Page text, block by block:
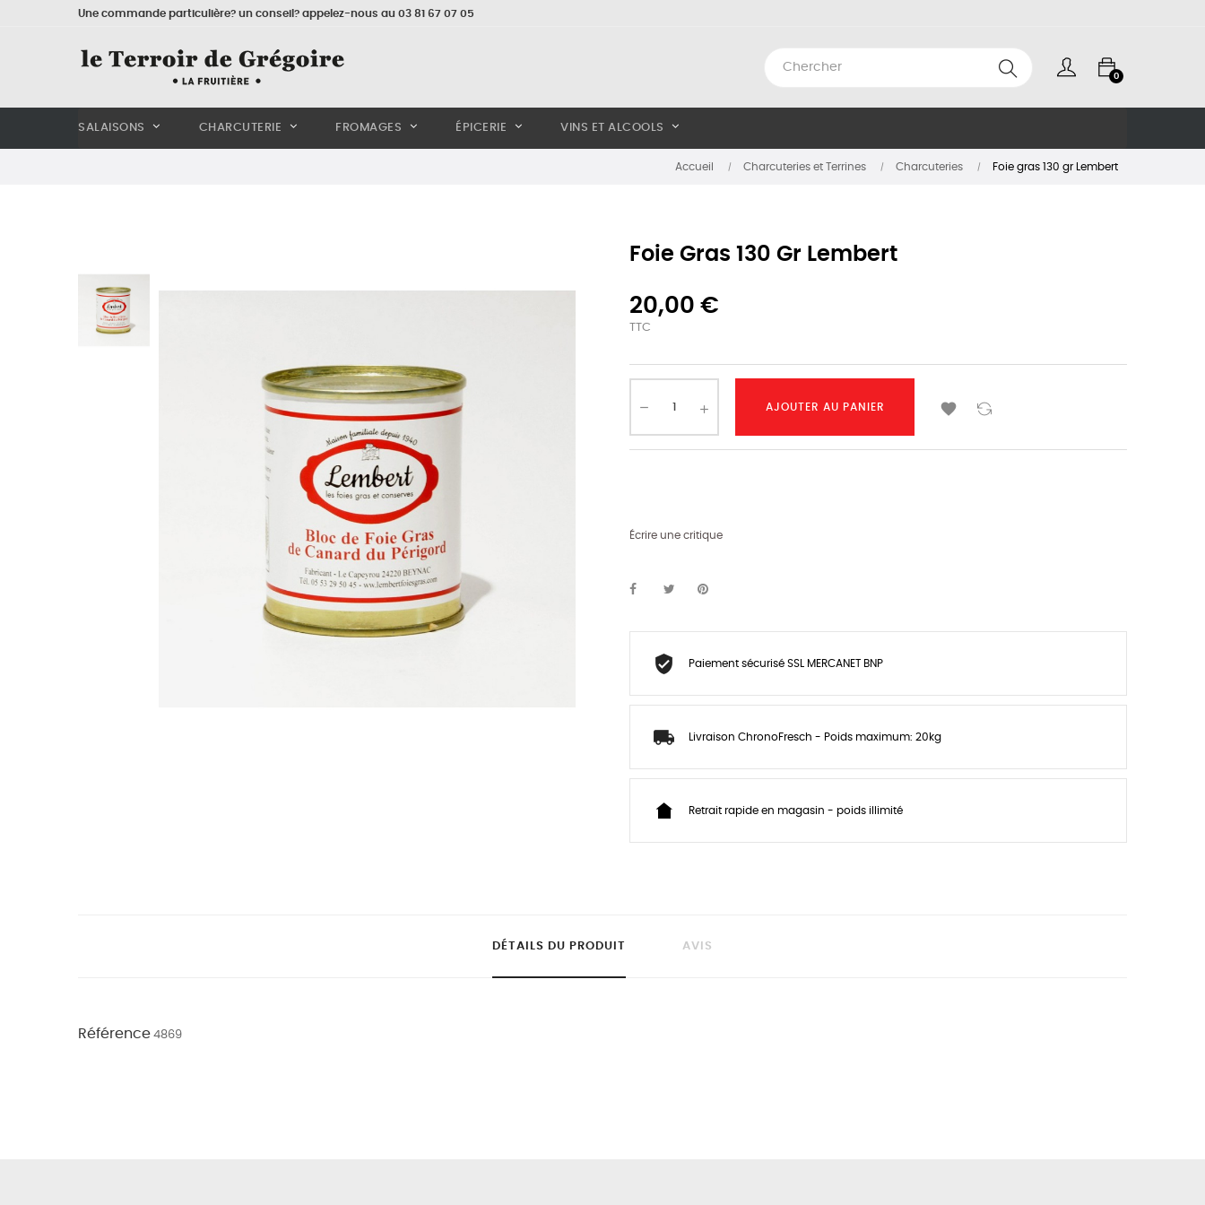
Une commande particulière? un conseil? appelez-nous au 03 81 67 07 05
0
SALAISONS CHARCUTERIE FROMAGES ÉPICERIE VINS ET ALCOOLS
Accueil Charcuteries et Terrines Charcuteries Foie gras 130 gr Lembert
Foie Gras 130 Gr Lembert
20,00 €
TTC
AJOUTER AU PANIER 
Écrire une critique
Paiement sécurisé SSL MERCANET BNP
Livraison ChronoFresch - Poids maximum: 20kg
Retrait rapide en magasin - poids illimité
DÉTAILS DU PRODUIT AVIS
Référence 4869